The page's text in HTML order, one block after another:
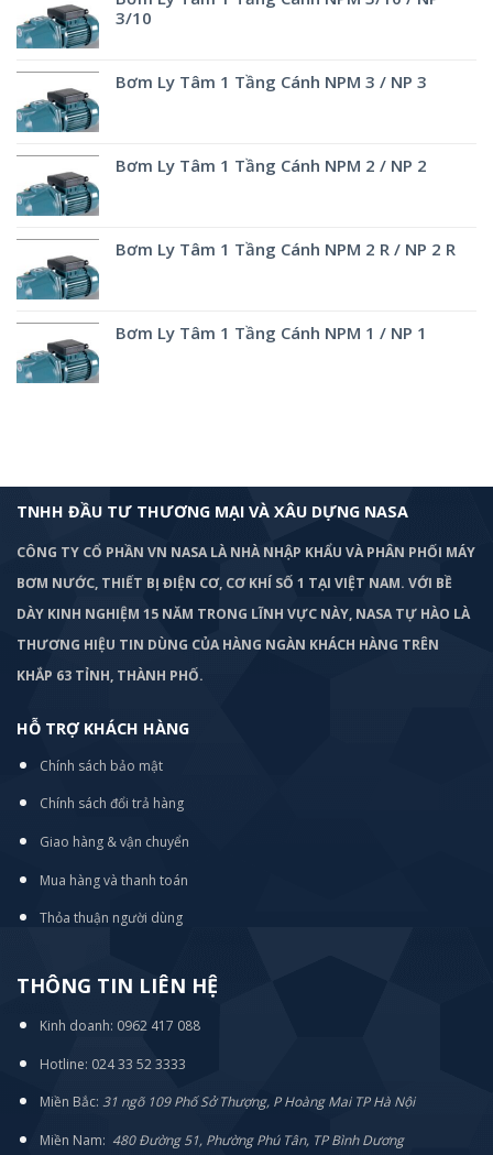
3/10
Bơm Ly Tâm 1 Tầng Cánh NPM 3 / NP 3
Bơm Ly Tâm 1 Tầng Cánh NPM 2 / NP 2
Bơm Ly Tâm 1 Tầng Cánh NPM 2 R / NP 2 R
Bơm Ly Tâm 1 Tầng Cánh NPM 1 / NP 1
TNHH ĐẦU TƯ THƯƠNG MẠI VÀ XÂU DỰNG NASA
CÔNG TY CỔ PHẦN VN NASA LÀ NHÀ NHẬP KHẨU VÀ PHÂN PHỐI MÁY
BƠM NƯỚC, THIẾT BỊ ĐIỆN CƠ, CƠ KHÍ SỐ 1 TẠI VIỆT NAM. VỚI BỀ
DÀY KINH NGHIỆM 15 NĂM TRONG LĨNH VỰC NÀY, NASA TỰ HÀO LÀ
THƯƠNG HIỆU TIN DÙNG CỦA HÀNG NGÀN KHÁCH HÀNG TRÊN
KHẮP 63 TỈNH, THÀNH PHỐ.
HỖ TRỢ KHÁCH HÀNG
Chính sách bảo mật
Chính sách đổi trả hàng
Giao hàng & vận chuyển
Mua hàng và thanh toán
Thỏa thuận người dùng
THÔNG TIN LIÊN HỆ
Kinh doanh: 0962 417 088
Hotline: 024 33 52 3333
Miền Bắc: 31 ngõ 109 Phố Sở Thượng, P Hoàng Mai TP Hà Nội
Miền Nam: 480 Đường 51, Phường Phú Tân, TP Bình Dương